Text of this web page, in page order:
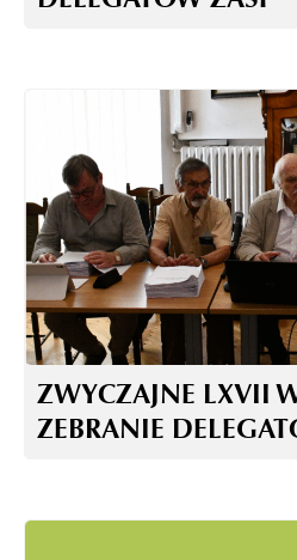
ZWYCZAJNE LXVII
ZEBRANIE